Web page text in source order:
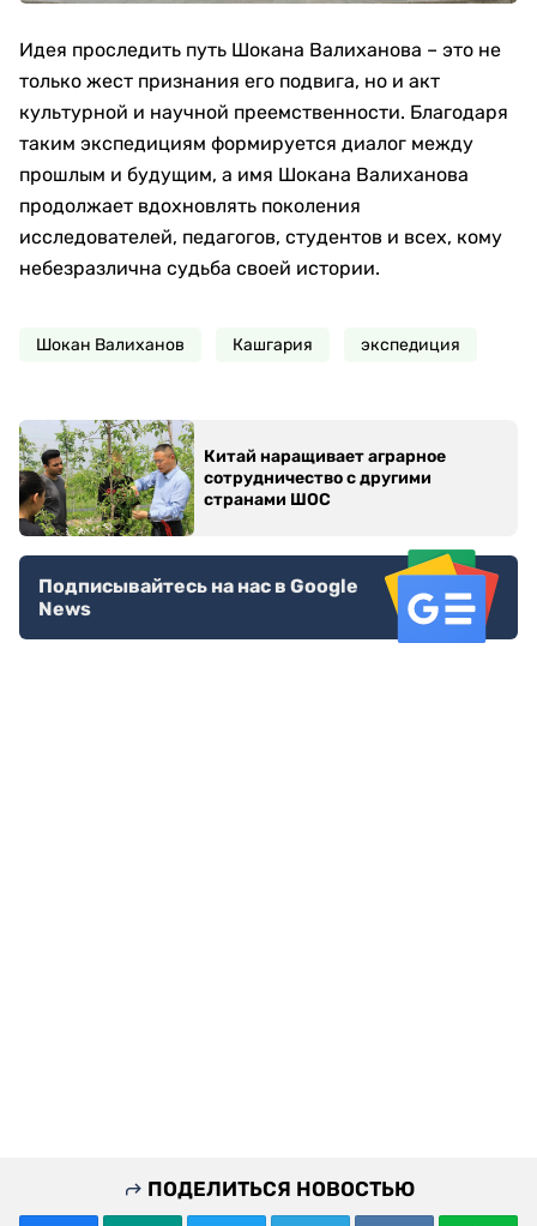
Идея проследить путь Шокана Валиханова – это не
только жест признания его подвига, но и акт
культурной и научной преемственности. Благодаря
таким экспедициям формируется диалог между
прошлым и будущим, а имя Шокана Валиханова
продолжает вдохновлять поколения
исследователей, педагогов, студентов и всех, кому
небезразлична судьба своей истории.
Шокан Валиханов Кашгария экспедиция
Китай наращивает аграрное
сотрудничество с другими
странами ШОС
Подписывайтесь на нас в Google
News
ПОДЕЛИТЬСЯ НОВОСТЬЮ